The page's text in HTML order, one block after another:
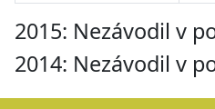
2015: Nezávodil v
2014: Nezávodil v